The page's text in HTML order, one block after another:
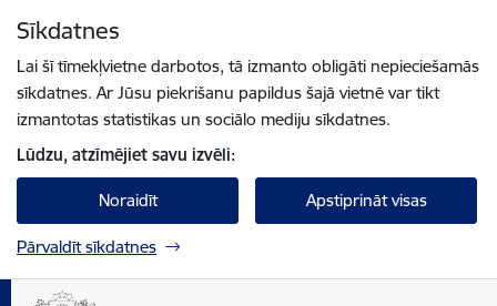
Sīkdatnes
Lai šī tīmekļvietne darbotos, tā izmanto obligāti nepieciešamās
sīkdatnes. Ar Jūsu piekrišanu papildus šajā vietnē var tikt
izmantotas statistikas un sociālo mediju sīkdatnes.
Lūdzu, atzīmējiet savu izvēli:
Noraidīt Apstiprināt visas
Pārvaldīt sīkdatnes